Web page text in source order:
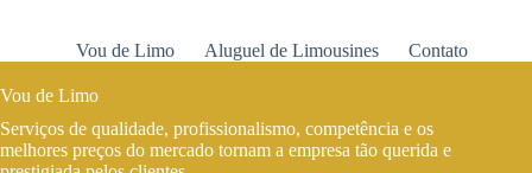
Vou de Limo Aluguel de Limousines Contato
Vou de Limo
Serviços de qualidade, profissionalismo, competência e os
melhores preços do mercado tornam a empresa tão querida e